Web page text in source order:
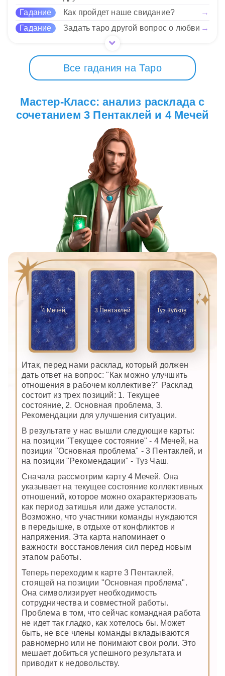
12 Нравится
Гадание Как пройдет наше свидание?
→
Гадание
Задать таро другой вопрос о любви →
Все гадания на Таро
Мастер-Класс: анализ расклада с
сочетанием 3 Пентаклей и 4 Мечей
4 Мечей 3 Пентаклей Туз Кубков
Итак, перед нами расклад, который должен
дать ответ на вопрос: "Как можно улучшить
отношения в рабочем коллективе?" Расклад
состоит из трех позиций: 1. Текущее
состояние, 2. Основная проблема, 3.
Рекомендации для улучшения ситуации.
В результате у нас вышли следующие карты:
на позиции "Текущее состояние" - 4 Мечей, на
позиции "Основная проблема" - 3 Пентаклей, и
на позиции "Рекомендации" - Туз Чаш.
Сначала рассмотрим карту 4 Мечей. Она
указывает на текущее состояние коллективных
отношений, которое можно охарактеризовать
как период затишья или даже усталости.
Возможно, что участники команды нуждаются
в передышке, в отдыхе от конфликтов и
напряжения. Эта карта напоминает о
важности восстановления сил перед новым
этапом работы.
Теперь переходим к карте 3 Пентаклей,
стоящей на позиции "Основная проблема".
Она символизирует необходимость
сотрудничества и совместной работы.
Проблема в том, что сейчас командная работа
не идет так гладко, как хотелось бы. Может
быть, не все члены команды вкладываются
равномерно или не понимают свои роли. Это
мешает добиться успешного результата и
приводит к недовольству.